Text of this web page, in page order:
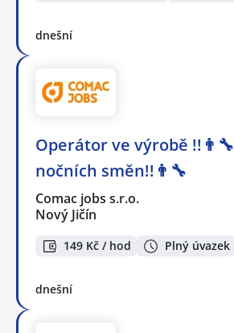
dnešní
Operátor ve výrobě
nočních směn!!👨‍🔧
Comac jobs s.r.o.
Nový Jičín
149 Kč / hod Plný úvazek
dnešní